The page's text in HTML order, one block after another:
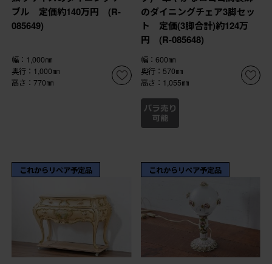
ブル 定価約140万円 (R-
085649)
幅：1,000㎜
奥行：1,000㎜
高さ：770㎜
のダイニングチェア3脚セッ
ト 定価(3脚合計)約124万
円 (R-085648)
幅：600㎜
奥行：570㎜
高さ：1,055㎜
これからリペア予定品 これからリペア予定品